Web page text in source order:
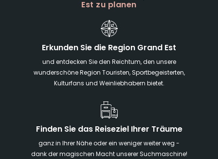
Est zu planen
Erkunden Sie die Region Grand Est
und entdecken Sie den Reichtum, den unsere
wunderschöne Region Touristen, Sportbegeisterten,
Kulturfans und Weinliebhabern bietet.
Finden Sie das Reiseziel Ihrer Träume
ganz in Ihrer Nähe oder ein weniger weiter weg -
dank der magischen Macht unserer Suchmaschine!